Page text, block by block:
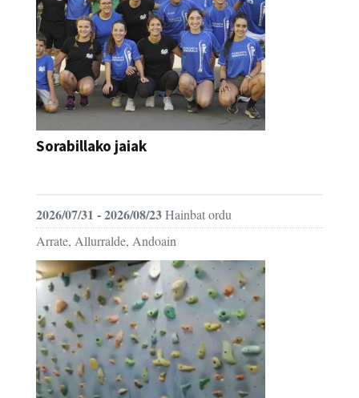
Sorabillako jaiak
2026/07/31 - 2026/08/23Hainbat ordu
Arrate, Allurralde, Andoain